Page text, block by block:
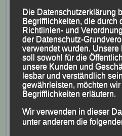
erkämpften sich Maxim
Mario Bernhardt sensationell
Sabrina Prager wurde bei
Fuchs bei den Herren Achter
holte in seiner AK M 40 die
Mit Lea Gahbauer, Anna
konnten sich drei
Jugendmeisterschaften
und Jonas Storch durften
Vergleichskämpfen das
Die Datenschutzerklärung
Begrifflichkeiten, die durch
Richtlinien- und
der Datenschutz-
verwendet wurden. Unsere
soll sowohl für die
unsere Kunden und
lesbar und verständlich
gewährleisten, möchten
Begrifflichkeiten erläutern.
Wir verwenden in dieser
unter anderem die